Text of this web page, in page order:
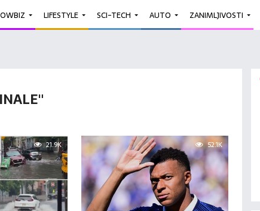
LIFESTYLE SCI-TECH AUTO ZANIMLJIVOSTI
21.9K 52.1K